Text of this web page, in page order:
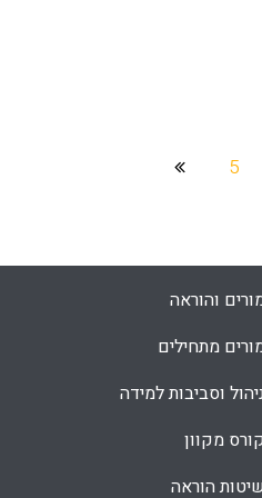
5
והוראה
מתחילים
וסביבות למידה
מקוון
הוראה